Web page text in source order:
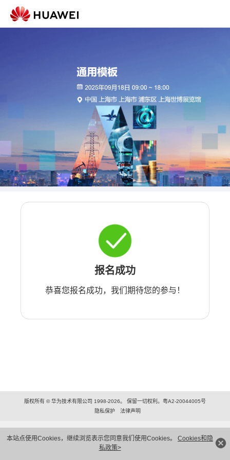
本站点使用Cookies，继续浏览表示您同意我们使用Cookies。 Cookies和隐
私政策>
报名成功
恭喜您报名成功，我们期待您的参与！
版权所有 © 华为技术有限公司 1998-2026。 保留一切权利。粤A2-20044005号
隐私保护
法律声明